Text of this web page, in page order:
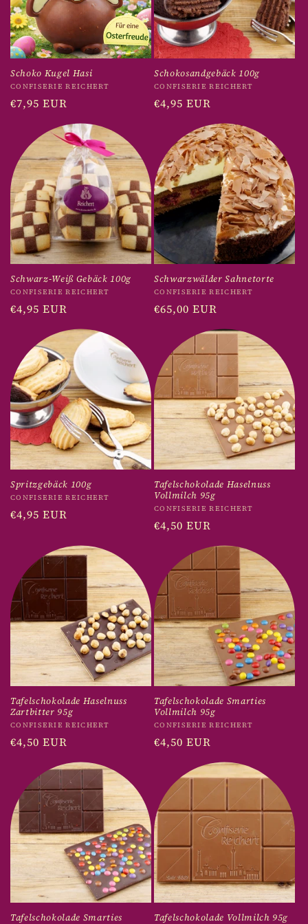
Schoko Kugel Hasi
Anbieter:
CONFISERIE REICHERT
Normaler
€7,95 EUR
Schokosandgebäck 100g
Anbieter:
CONFISERIE REICHERT
Normaler
€4,95 EUR
Schwarz-Weiß Gebäck 100g
Anbieter:
CONFISERIE REICHERT
Normaler
€4,95 EUR
Schwarzwälder Sahnetorte
Anbieter:
CONFISERIE REICHERT
Normaler
€65,00 EUR
Spritzgebäck 100g
Anbieter:
CONFISERIE REICHERT
Normaler
€4,95 EUR
Tafelschokolade Haselnuss
Vollmilch 95g
Anbieter:
CONFISERIE REICHERT
Normaler
€4,50 EUR
Tafelschokolade Haselnuss
Zartbitter 95g
Anbieter:
CONFISERIE REICHERT
Normaler
€4,50 EUR
Tafelschokolade Smarties
Vollmilch 95g
Anbieter:
CONFISERIE REICHERT
Normaler
€4,50 EUR
Tafelschokolade Smarties
Tafelschokolade Vollmilch 95g